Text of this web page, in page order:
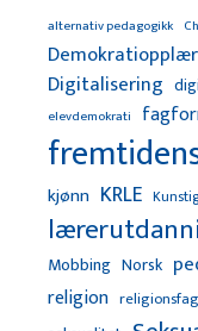
alternativ pedagogikk
Digitalisering
elevdemokrati
kjønn KRLE
Mobbing Norsk
religion